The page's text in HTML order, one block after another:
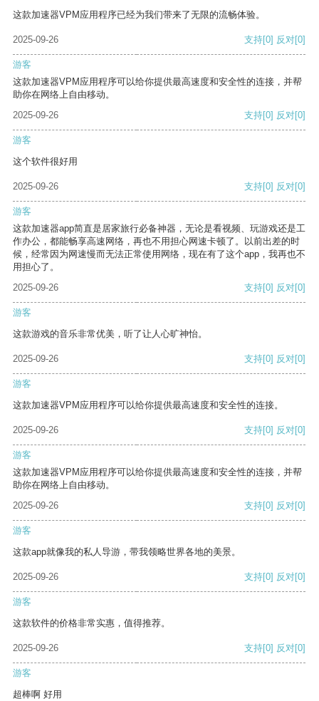
这款加速器VPM应用程序已经为我们带来了无限的流畅体验。
2025-09-26 支持[0] 反对[0]
游客
这款加速器VPM应用程序可以给你提供最高速度和安全性的连接，并帮
助你在网络上自由移动。
2025-09-26
支持[0] 反对[0]
游客
这个软件很好用
2025-09-26 支持[0] 反对[0]
游客
这款加速器app简直是居家旅行必备神器，无论是看视频、玩游戏还是工
作办公，都能畅享高速网络，再也不用担心网速卡顿了。以前出差的时
候，经常因为网速慢而无法正常使用网络，现在有了这个app，我再也不
用担心了。
2025-09-26
支持[0] 反对[0]
游客
这款游戏的音乐非常优美，听了让人心旷神怡。
2025-09-26 支持[0] 反对[0]
游客
这款加速器VPM应用程序可以给你提供最高速度和安全性的连接。
2025-09-26 支持[0] 反对[0]
游客
这款加速器VPM应用程序可以给你提供最高速度和安全性的连接，并帮
助你在网络上自由移动。
2025-09-26
支持[0] 反对[0]
游客
这款app就像我的私人导游，带我领略世界各地的美景。
2025-09-26 支持[0] 反对[0]
游客
这款软件的价格非常实惠，值得推荐。
2025-09-26 支持[0] 反对[0]
游客
超棒啊 好用